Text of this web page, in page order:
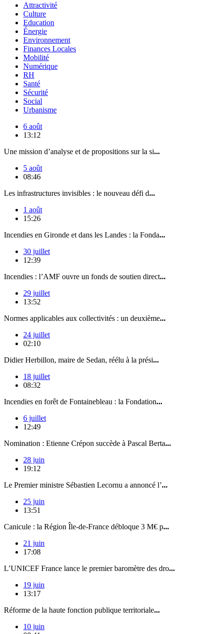
Attractivité
Culture
Education
Énergie
Environnement
Finances Locales
Mobilité
Numérique
RH
Santé
Sécurité
Social
Urbanisme
6 août
13:12
Une mission d’analyse et de propositions sur la si...
5 août
08:46
Les infrastructures invisibles : le nouveau défi d...
1 août
15:26
Incendies en Gironde et dans les Landes : la Fonda...
30 juillet
12:39
Incendies : l’AMF ouvre un fonds de soutien direct...
29 juillet
13:52
Normes applicables aux collectivités : un deuxième...
24 juillet
02:10
Didier Herbillon, maire de Sedan, réélu à la prési...
18 juillet
08:32
Incendies en forêt de Fontainebleau : la Fondation...
6 juillet
12:49
Nomination : Etienne Crépon succède à Pascal Berta...
28 juin
19:12
Le Premier ministre Sébastien Lecornu a annoncé l’...
25 juin
13:51
Canicule : la Région Île-de-France débloque 3 M€ p...
21 juin
17:08
L’UNICEF France lance le premier baromètre des dro...
19 juin
13:17
Réforme de la haute fonction publique territoriale...
10 juin